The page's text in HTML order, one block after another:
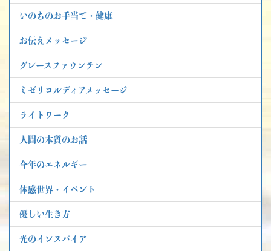
ョ
ン
いのちのお手当て・健康
お伝えメッセージ
グレースファウンテン
ミゼリコルディアメッセージ
ライトワーク
人間の本質のお話
今年のエネルギー
体感世界・イベント
優しい生き方
光のインスパイア